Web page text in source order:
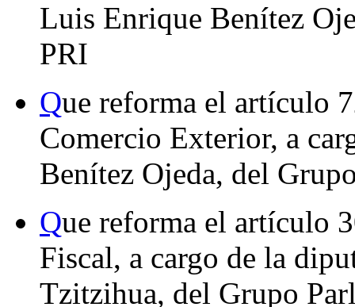
Luis Enrique Benítez
PRI
Que reforma el artículo
Comercio Exterior, a
Benítez Ojeda, del
Que reforma el artículo
Fiscal, a cargo de la
Tzitzihua, del Grupo